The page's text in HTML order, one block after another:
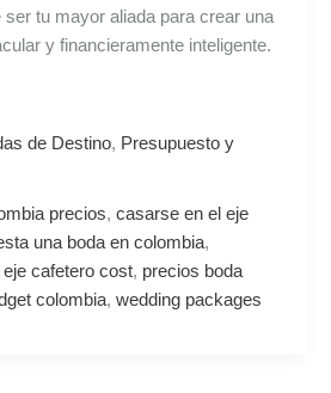
ser tu mayor aliada para crear una
y financieramente inteligente.
de Destino, Presupuesto y
precios, casarse en el eje
una boda en colombia,
cafetero cost, precios boda
colombia, wedding packages